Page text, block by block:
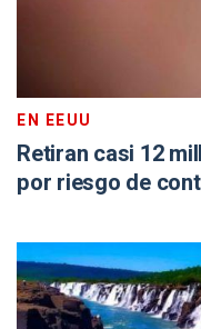
EN EEUU
Retiran casi 12
por riesgo de